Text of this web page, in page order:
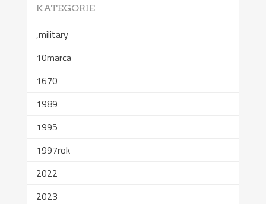
KATEGORIE
,military
10marca
1670
1989
1995
1997rok
2022
2023